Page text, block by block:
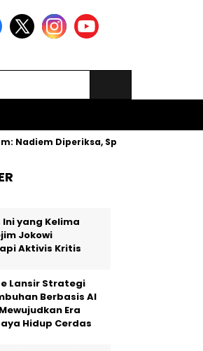
Nadiem Diperiksa, Spesifikasi Laptop
yang Kelima
Jokowi
Aktivis Kritis
Lansir Strategi
Berbasis AI
Era
Hidup Cerdas